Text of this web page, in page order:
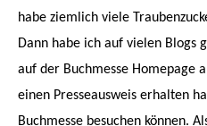
habe ziemlich viele
Dann habe ich auf vielen Blogs
auf der Buchmesse Homepage
einen Presseausweis erhalten
Buchmesse besuchen können.